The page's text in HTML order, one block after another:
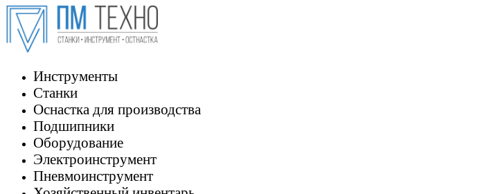
Инструменты
Станки
Оснастка для производства
Подшипники
Оборудование
Электроинструмент
Пневмоинструмент